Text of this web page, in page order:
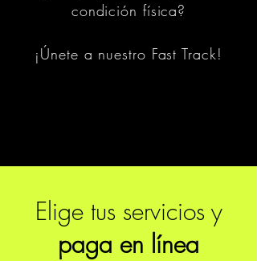
condición física?
¡Únete a nuestro Fast Track!
Elige tus servicios y
paga en línea